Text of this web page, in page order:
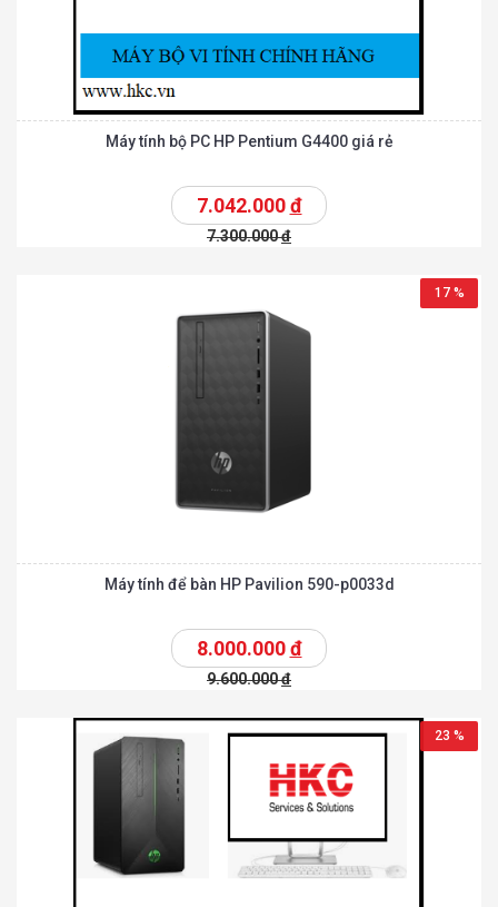
Máy tính bộ PC HP Pentium G4400 giá rẻ
7.042.000đ
7.300.000đ
17 %
Máy tính để bàn HP Pavilion 590-p0033d
8.000.000đ
9.600.000đ
23 %